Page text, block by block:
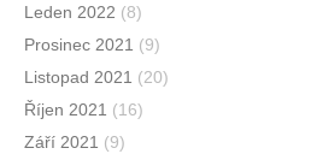
Leden 2022 (8)
Prosinec 2021 (9)
Listopad 2021 (20)
Říjen 2021 (16)
Září 2021 (9)